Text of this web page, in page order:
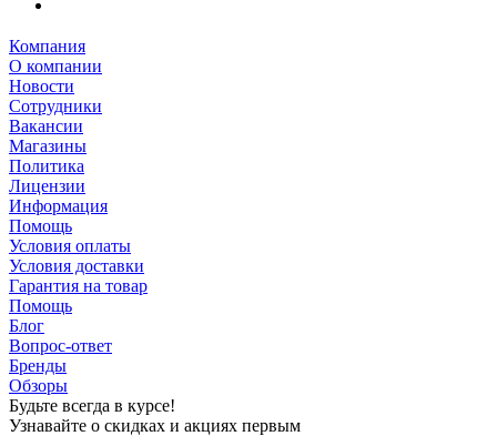
Компания
О компании
Новости
Сотрудники
Вакансии
Магазины
Политика
Лицензии
Информация
Помощь
Условия оплаты
Условия доставки
Гарантия на товар
Помощь
Блог
Вопрос-ответ
Бренды
Обзоры
Будьте всегда в курсе!
Узнавайте о скидках и акциях первым